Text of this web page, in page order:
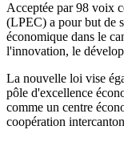
Acceptée par 98 voix
(LPEC) a pour but de
économique dans le
l'innovation, le
La nouvelle loi vise
pôle d'excellence
comme un centre
coopération